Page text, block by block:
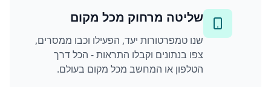
שליטה מרחוק מכל מקום
שנו טמפרטורות יעד, הפעילו וכבו ממסרים,
צפו בנתונים וקבלו התראות - הכל דרך
הטלפון או המחשב מכל מקום בעולם.